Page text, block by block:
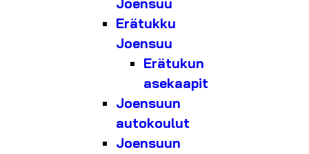
Joensuu
Erätukku
Joensuu
Erätukun
asekaapit
Joensuun
autokoulut
Joensuun